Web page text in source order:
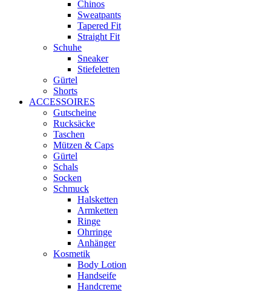
Chinos
Sweatpants
Tapered Fit
Straight Fit
Schuhe
Sneaker
Stiefeletten
Gürtel
Shorts
ACCESSOIRES
Gutscheine
Rucksäcke
Taschen
Mützen & Caps
Gürtel
Schals
Socken
Schmuck
Halsketten
Armketten
Ringe
Ohrringe
Anhänger
Kosmetik
Body Lotion
Handseife
Handcreme